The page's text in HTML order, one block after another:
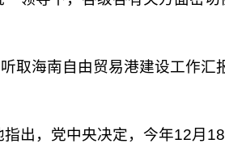
取海南自由贸易港建设工作汇
出，党中央决定，今年12月